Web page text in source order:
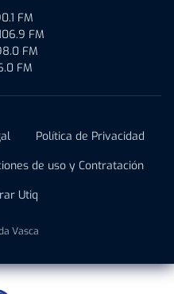
FM
FM
FM
FM
Política de Privacidad
de uso y Contratación
Utiq
Vasca